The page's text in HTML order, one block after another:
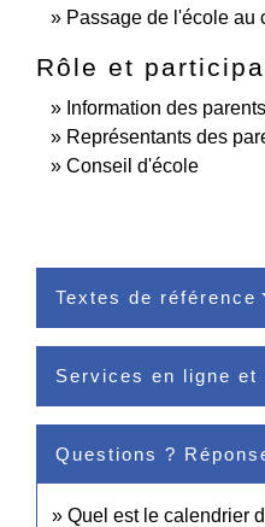
Passage de l'école au
Rôle et
Information des
Représentants des
Conseil d'école
Textes de référence
Services en ligne et
Questions ?
Quel est le calendrier